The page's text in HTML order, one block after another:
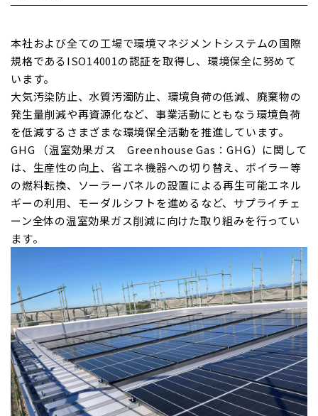
本社および全ての工場で環境マネジメントシステムの国際
規格であるISO14001の認証を取得し、環境保全に努めて
います。
大気汚染防止、水質汚濁防止、環境負荷の低減、廃棄物の
発生量削減や再資源化など、事業活動にともなう環境負荷
を低減するさまざまな環境保全活動を推進しています。
GHG （温室効果ガス Greenhouse Gas：GHG）に関して
は、生産性の向上、省エネ機器への切り替え、ボイラー等
の燃料転換、ソーラーパネルの設置による再生可能エネル
ギーの利用、モーダルシフトを進めるなど、サプライチェ
ーン全体の温室効果ガス削減に向けた取り組みを行ってい
ます。